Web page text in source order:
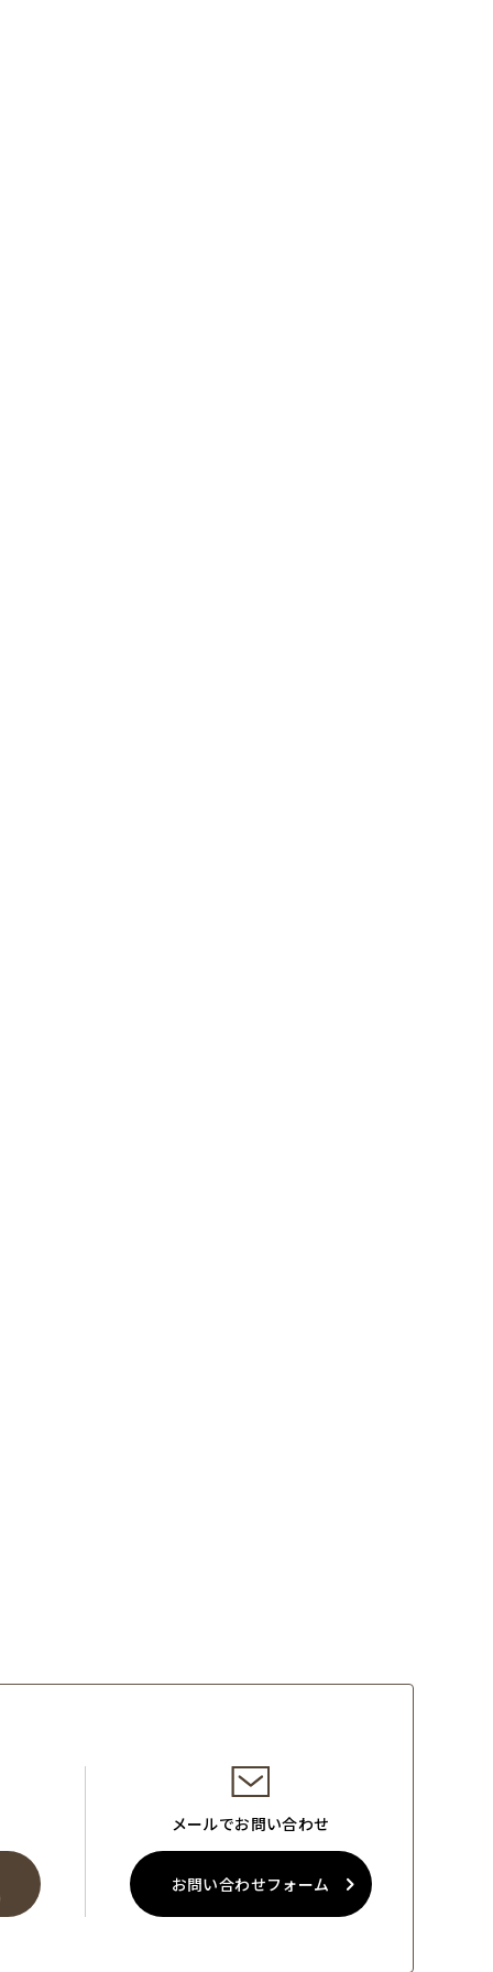
メールでお問い合わせ
お問い合わせフォーム